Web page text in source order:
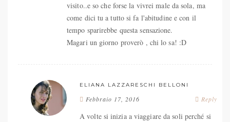
visito..e so che forse la vivrei male da sola, ma
come dici tu a tutto si fa l'abitudine e con il
tempo sparirebbe questa sensazione.
Magari un giorno proverò , chi lo sa! :D
ELIANA LAZZARESCHI BELLONI
Reply
Febbraio 17, 2016
A volte si inizia a viaggiare da soli perché si